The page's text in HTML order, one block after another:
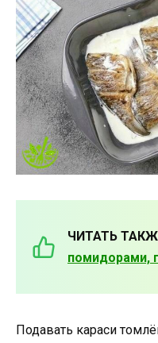
ЧИТАТЬ
помидорами,
Подавать караси